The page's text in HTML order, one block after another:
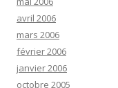
avril 2006
mars 2006
février 2006
janvier 2006
octobre 2005